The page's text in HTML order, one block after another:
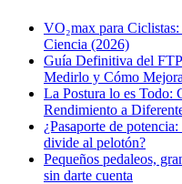
VO₂max para
Ciencia (2026)
Guía Definitiva del
Medirlo y Cómo
La Postura lo es Todo:
Rendimiento a
¿Pasaporte de
divide al pelotón?
Pequeños pedaleos,
sin darte cuenta